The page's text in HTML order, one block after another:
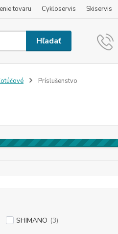
tovaru Cykloservis Skiservis
Hľadať
Príslušenstvo
SHIMANO (3)